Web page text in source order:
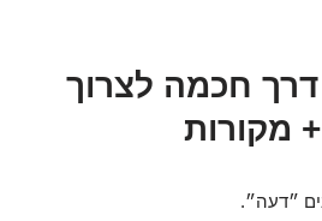
דרך חכמה לצרוך
מקורות
״דעה״.